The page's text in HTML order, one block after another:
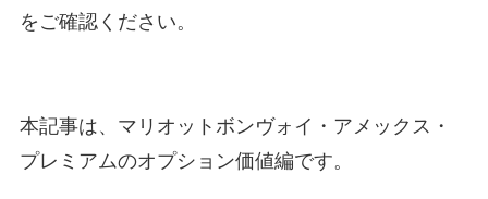
をご確認ください。
本記事は、マリオットボンヴォイ・アメックス・
プレミアムのオプション価値編です。